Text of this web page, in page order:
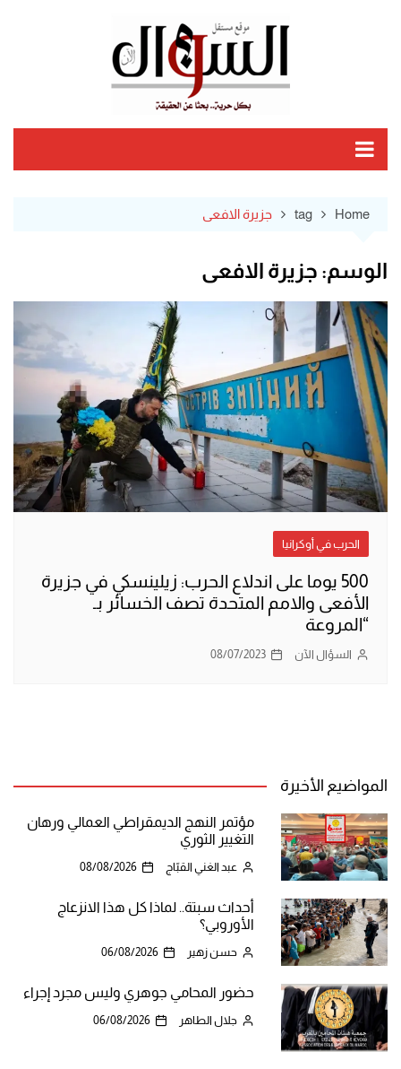
Home
tag جزيرة الافعى
الوسم: جزيرة الافعى
الحرب في أوكرانيا
500 يوما على اندلاع الحرب: زيلينسكي في جزيرة
الأفعى والامم المتحدة تصف الخسائر بـ
“المروعة
السؤال الآن 08/07/2023
المواضيع الأخيرة
مؤتمر النهج الديمقراطي العمالي ورهان
التغيير الثوري
عبد الغني القبّاج 08/08/2026
أحداث سبتة.. لماذا كل هذا الانزعاج
الأوروبي؟
حسن زهير 06/08/2026
حضور المحامي جوهري وليس مجرد إجراء
جلال الطاهر 06/08/2026